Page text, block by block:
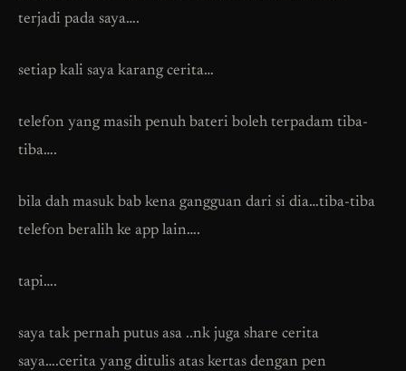
terjadi pada saya….
setiap kali saya karang cerita…
telefon yang masih penuh bateri boleh terpadam tiba-
tiba….
bila dah masuk bab kena gangguan dari si dia…tiba-tiba
telefon beralih ke app lain….
tapi….
saya tak pernah putus asa ..nk juga share cerita
saya….cerita yang ditulis atas kertas dengan pen